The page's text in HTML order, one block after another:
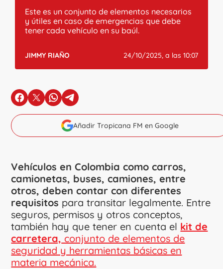
Este es un conjunto de elementos necesarios
y útiles en caso de emergencias que debe
tener cada vehículo en su baúl.
JIMMY RIAÑO 24/10/2025, a las 10:07
en Facebook
en Xen Whatsapp
en Telegram
Añadir Tropicana FM en Google
Vehículos en Colombia como carros,
camionetas, buses, camiones, entre
otros, deben contar con diferentes
requisitos para transitar legalmente. Entre
seguros, permisos y otros conceptos,
también hay que tener en cuenta el kit de
carretera, conjunto de elementos de
seguridad y herramientas básicas en
materia mecánica.